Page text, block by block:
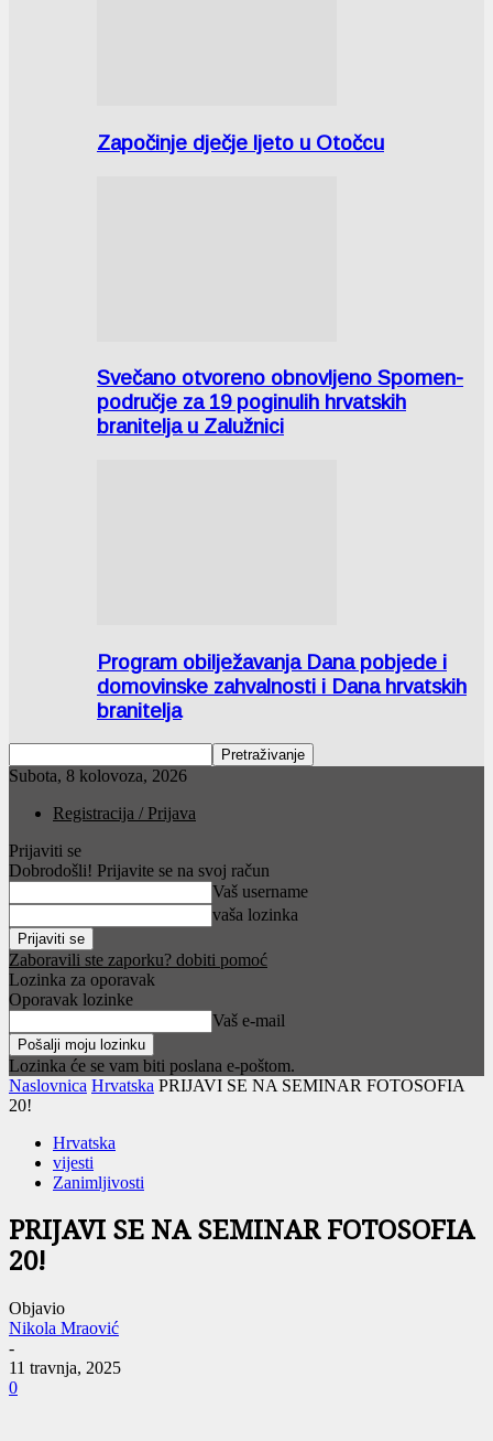
Započinje dječje ljeto u Otočcu
Svečano otvoreno obnovljeno Spomen-
područje za 19 poginulih hrvatskih
branitelja u Zalužnici
Program obilježavanja Dana pobjede i
domovinske zahvalnosti i Dana hrvatskih
branitelja
Subota, 8 kolovoza, 2026
Registracija / Prijava
Prijaviti se
Dobrodošli! Prijavite se na svoj račun
Vaš username
vaša lozinka
Zaboravili ste zaporku? dobiti pomoć
Lozinka za oporavak
Oporavak lozinke
Vaš e-mail
Lozinka će se vam biti poslana e-poštom.
Naslovnica Hrvatska PRIJAVI SE NA SEMINAR FOTOSOFIA
20!
Hrvatska
vijesti
Zanimljivosti
PRIJAVI SE NA SEMINAR FOTOSOFIA
20!
Objavio
Nikola Mraović
-
11 travnja, 2025
0